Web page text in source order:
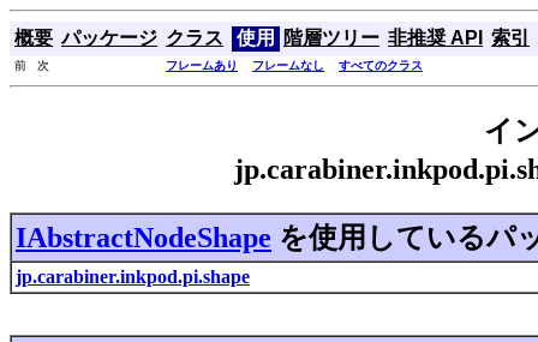
概要 パッケージ クラス 使用 階層ツリー 非推奨 API 索引
前 次 フレームあり フレームなし すべてのクラス
イ
IAbstractNodeShape を使用しているパ
jp.carabiner.inkpod.pi.shape